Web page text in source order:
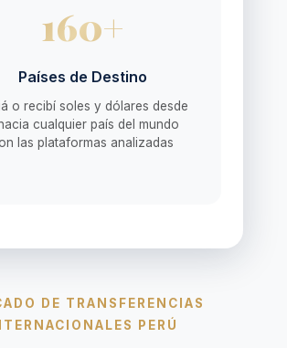
160+
Países de Destino
o recibí soles y dólares desde
cualquier país del mundo
las plataformas analizadas
DE TRANSFERENCIAS
PERÚ